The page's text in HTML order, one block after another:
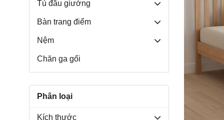
Môn, TP.
Tủ đầu giường
Bàn trang điểm
Nệm
Chăn ga gối
Phân loại
Kích thước